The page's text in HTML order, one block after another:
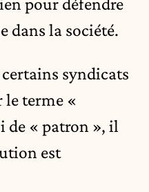
dans la société.
syndicats
le terme «
de « patron », il
est